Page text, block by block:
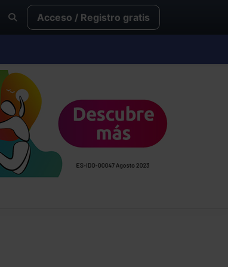
Acceso / Registro gratis